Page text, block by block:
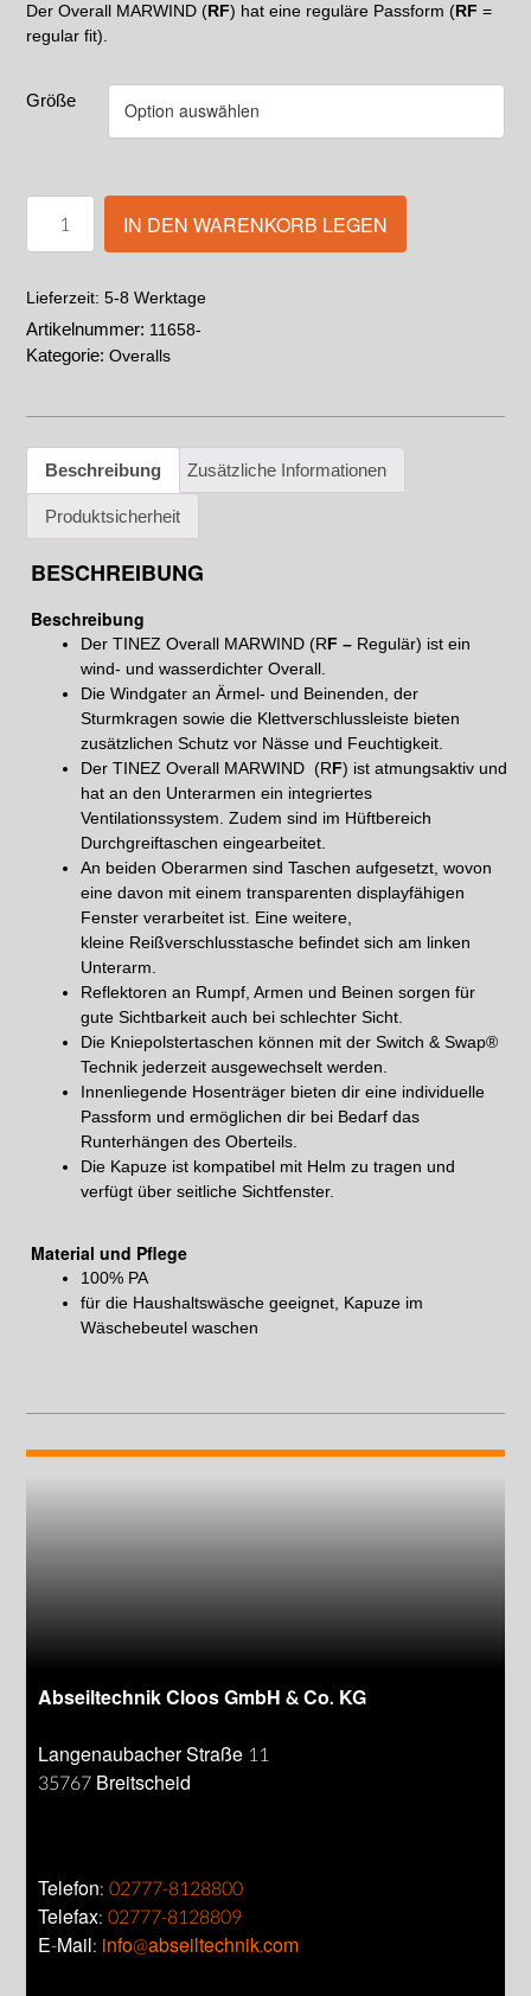
Der Overall MARWIND (RF) hat eine reguläre Passform (RF =
regular fit).
Größe
IN DEN WARENKORB LEGEN
Lieferzeit: 5-8 Werktage
Artikelnummer: 11658-
Kategorie: Overalls
Beschreibung Zusätzliche Informationen
Produktsicherheit
BESCHREIBUNG
Beschreibung
Der TINEZ Overall MARWIND (RF – Regulär) ist ein
wind- und wasserdichter Overall.
Die Windgater an Ärmel- und Beinenden, der
Sturmkragen sowie die Klettverschlussleiste bieten
zusätzlichen Schutz vor Nässe und Feuchtigkeit.
Der TINEZ Overall MARWIND (RF) ist atmungsaktiv und
hat an den Unterarmen ein integriertes
Ventilationssystem. Zudem sind im Hüftbereich
Durchgreiftaschen eingearbeitet.
An beiden Oberarmen sind Taschen aufgesetzt, wovon
eine davon mit einem transparenten displayfähigen
Fenster verarbeitet ist. Eine weitere,
kleine Reißverschlusstasche befindet sich am linken
Unterarm.
Reflektoren an Rumpf, Armen und Beinen sorgen für
gute Sichtbarkeit auch bei schlechter Sicht.
Die Kniepolstertaschen können mit der Switch & Swap®
Technik jederzeit ausgewechselt werden.
Innenliegende Hosenträger bieten dir eine individuelle
Passform und ermöglichen dir bei Bedarf das
Runterhängen des Oberteils.
Die Kapuze ist kompatibel mit Helm zu tragen und
verfügt über seitliche Sichtfenster.
Material und Pflege
100% PA
für die Haushaltswäsche geeignet, Kapuze im
Wäschebeutel waschen
Abseiltechnik Cloos GmbH & Co. KG
Langenaubacher Straße 11
35767 Breitscheid
Telefon:02777-8128800
Telefax:02777-8128809
E-Mail: info@abseiltechnik.com